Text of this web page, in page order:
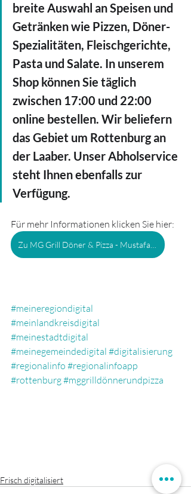
breite Auswahl an Speisen und
Getränken wie Pizzen, Döner-
Spezialitäten, Fleischgerichte,
Pasta und Salate. In unserem
Shop können Sie täglich
zwischen 17:00 und 22:00
online bestellen. Wir beliefern
das Gebiet um Rottenburg an
der Laaber. Unser Abholservice
steht Ihnen ebenfalls zur
Verfügung.
Für mehr Informationen klicken Sie hier:
#meineregiondigital
#meinlandkreisdigital
#meinestadtdigital
#meinegemeindedigital #digitalisierung
#regionalinfo #regionalinfoapp
#rottenburg#mggrilldönnerundpizza
Frisch digitalisiert